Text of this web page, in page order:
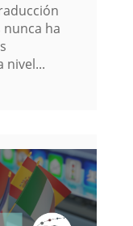
ha
nivel...